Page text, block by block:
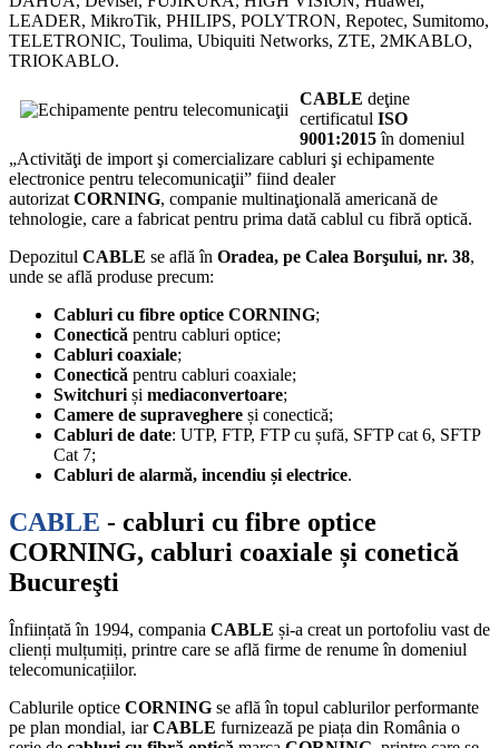
LEADER, MikroTik, PHILIPS, POLYTRON, Repotec, Sumitomo,
TELETRONIC, Toulima, Ubiquiti Networks, ZTE, 2MKABLO,
TRIOKABLO.
CABLE deţine
certificatul ISO
9001:2015în domeniul
„Activităţi de import şi comercializare cabluri şi echipamente
electronice pentru telecomunicaţii” fiind dealer
autorizat CORNING, companie multinaţională americană de
tehnologie, care a fabricat pentru prima dată cablul cu fibră optică.
Depozitul CABLE se află în Oradea, pe Calea Borşului, nr. 38,
unde se află produse precum:
Cabluri cu fibre optice CORNING;
Conectică pentru cabluri optice;
Cabluri coaxiale;
Conectică pentru cabluri coaxiale;
Switchuri și mediaconvertoare;
Camere de supraveghere și conectică;
Cabluri de date: UTP, FTP, FTP cu șufă, SFTP cat 6, SFTP
Cat 7;
Cabluri de alarmă, incendiu și electrice.
CABLE - cabluri cu fibre optice
CORNING, cabluri coaxiale și conetică
Bucureşti
Înființată în 1994, compania CABLE și-a creat un portofoliu vast de
clienți mulțumiți, printre care se află firme de renume în domeniul
telecomunicațiilor.
Cablurile optice CORNING se află în topul cablurilor performante
pe plan mondial, iarCABLE furnizează pe piața din România o